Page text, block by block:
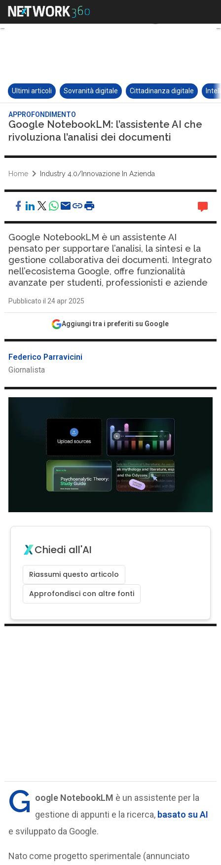
Ultimi articoli Sovranità digitale Cittadinanza digitale
APPROFONDIMENTO
Google NotebookLM: l’assistente AI che
rivoluziona l’analisi dei documenti
Home Industry 4.0/Innovazione In Azienda
Google NotebookLM è un assistente AI
pensato per supportare l’analisi, la sintesi e la
gestione collaborativa dei documenti. Integrato
nell’ecosistema Google, offre funzionalità
avanzate per studenti, professionisti e aziende
Pubblicato il 24 apr 2025
Aggiungi tra i preferiti su Google
Federico Parravicini
Giornalista
Chiedi all'AI
Riassumi questo articolo
Approfondisci con altre fonti
G oogle NotebookLM è un assistente per la
gestione di appunti e la ricerca, basato su AI
e sviluppato da Google.
Nato come progetto sperimentale (annunciato